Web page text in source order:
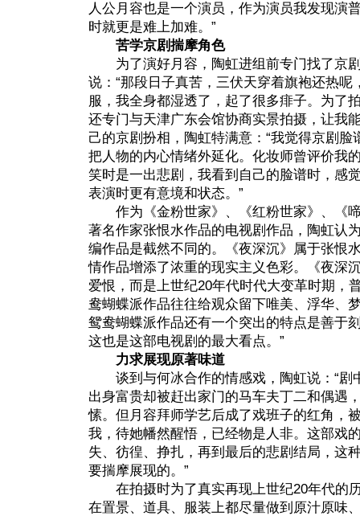
人公月容也是一个演员，作为演员我发现演
时就更是难上加难。”
苦学京剧揣摩角色
为了演好月容，陶虹进组前专门找了京
说：“那段日子真苦，三伏天穿着旗袍还热
服，我全身都湿透了，起了很多痱子。为了
还专门与天津广东会馆协商实景拍摄，让我
己的京剧扮相，陶虹特满意：“我觉得京剧
把人物的内心情绪外延化。化妆师曾评价我
笑时是一出悲剧，我看到自己的脸谱时，感
表演时更有意境和状态。”
作为《金粉世家》、《红粉世家》、《
著名作家张恨水作品的电视剧作品，陶虹认
编作品是截然不同的。《夜深沉》属于张恨
情作品增添了浓重的现实主义色彩。《夜深
爱恨，而是上世纪20年代时代大变革时期，
鸯蝴蝶派作品往往给观众留下唯美、浮华、
鸳鸯蝴蝶派作品还有一个突出的特点是善于
这也是这部电视剧的最大看点。”
力求展现原著味道
谈到与何冰合作的情感戏，陶虹说：“剧
出身富贵却被赶出家门的马车夫丁二和偶遇
愫。但月容拜师学艺后成了戏班子的红角，
我，待她幡然醒悟，已经物是人非。这部戏
失、彷徨、挣扎，再到最后的悲剧结局，这
要揣摩展现的。”
在拍摄时为了真实再现上世纪20年代的历
在置景、道具、服装上都尽量做到原汁原味